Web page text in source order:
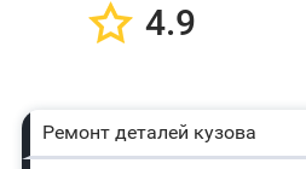
4.9
Ремонт деталей кузова